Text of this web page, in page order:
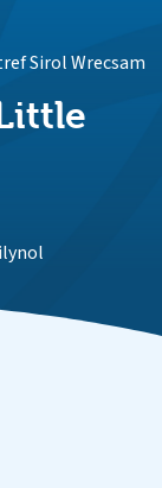
Sirol Wrecsam